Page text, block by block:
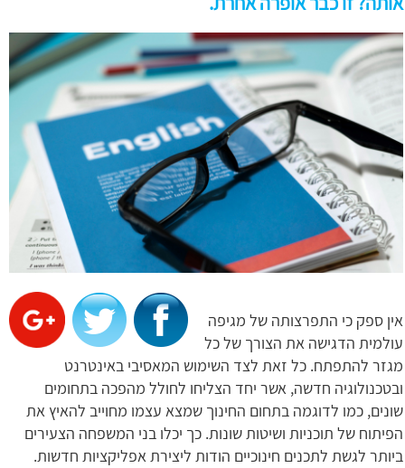
אין ספק כי התפרצותה של מגיפה
עולמית הדגישה את הצורך של כל
מגזר להתפתח. כל זאת לצד השימוש המאסיבי באינטרנט
ובטכנולוגיה חדשה, אשר יחד הצליחו לחולל מהפכה בתחומים
שונים, כמו לדוגמה בתחום החינוך שמצא עצמו מחוייב להאיץ את
הפיתוח של תוכניות ושיטות שונות. כך יכלו בני המשפחה הצעירים
ביותר לגשת לתכנים חינוכיים הודות ליצירת אפליקציות חדשות.